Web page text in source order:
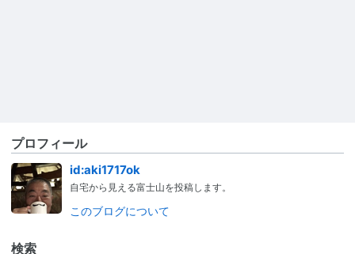
プロフィール
id:aki1717ok
自宅から見える富士山を投稿します。
このブログについて
検索